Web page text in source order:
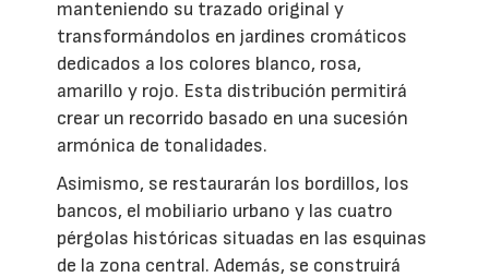
manteniendo su trazado original y
transformándolos en jardines cromáticos
dedicados a los colores blanco, rosa,
amarillo y rojo. Esta distribución permitirá
crear un recorrido basado en una sucesión
armónica de tonalidades.
Asimismo, se restaurarán los bordillos, los
bancos, el mobiliario urbano y las cuatro
pérgolas históricas situadas en las esquinas
de la zona central. Además, se construirá